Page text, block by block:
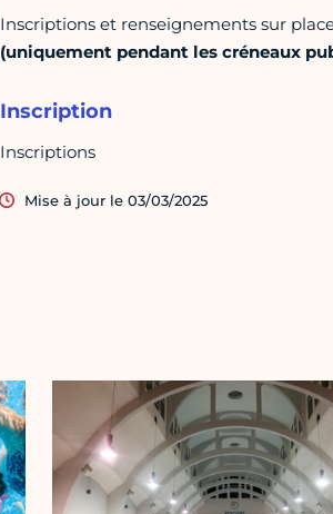
Inscriptions et renseignements sur
(uniquement pendant les créneaux
Inscription
Inscriptions
Mise à jour le 03/03/2025